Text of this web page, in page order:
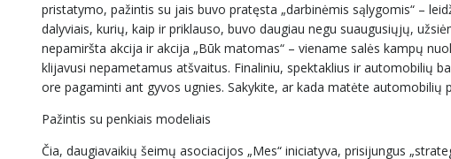
pristatymo, pažintis su jais buvo pratęsta „darbinėmis sąlygomis“ –
dalyviais, kurių, kaip ir priklauso, buvo daugiau negu suaugusiųjų,
nepamiršta akcija ir akcija „Būk matomas“ – viename salės kampų
klijavusi nepametamus atšvaitus. Finaliniu, spektaklius ir automobilių
ore pagaminti ant gyvos ugnies. Sakykite, ar kada matėte automobilių
Pažintis su penkiais modeliais
Čia, daugiavaikių šeimų asociacijos „Mes“ iniciatyva, prisijungus